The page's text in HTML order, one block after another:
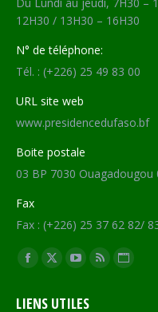
12H30 / 13H30 – 16H30
N° de téléphone:
Tél. : (+226) 25 49 83 00
URL site web
www.presidencedufaso.bf
Boite postale
03 BP 7030 Ouagadougou
Fax
Fax : (+226) 25 37 62 82/
Trouvez nous sur :
Facebook
opens
X
opens
YouTube
opens
RSS Site
LIENS UTILES